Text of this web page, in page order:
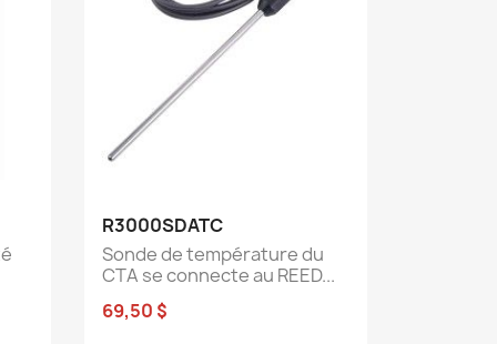
Aperçu rapide
R3000SDATC
Sonde de température du
CTA se connecte au REED...
69,50 $